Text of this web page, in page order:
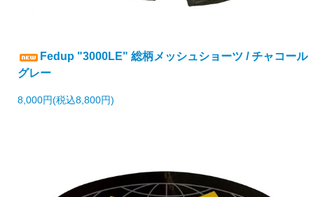
Fedup "3000LE" 総柄メッシュショーツ / チャコール
グレー
8,000円(税込8,800円)